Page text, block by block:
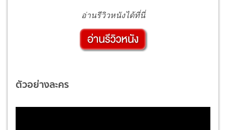
อ่านรีวิวหนังได้ที่นี่
ตัวอย่างละคร